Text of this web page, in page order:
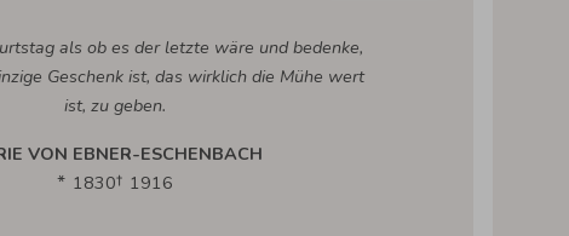
als ob es der letzte wäre und bedenke,
Geschenk ist, das wirklich die Mühe wert
ist, zu geben.
VON EBNER-ESCHENBACH
1830
1916